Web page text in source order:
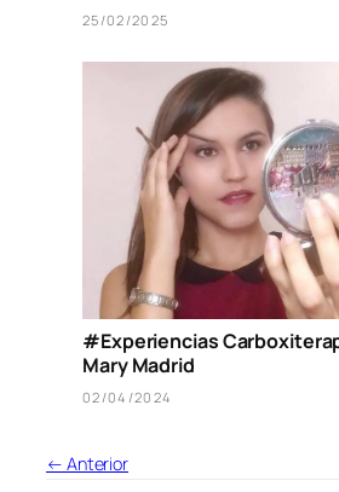
25/02/2025
#Experiencias
Mary Madrid
02/04/2024
← Anterior